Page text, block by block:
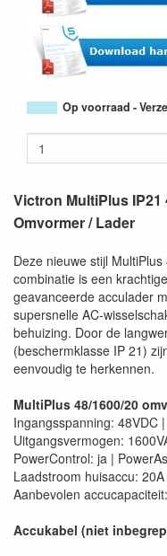
Op voorraad -
Victron MultiPlus IP21
Omvormer / Lader
Deze nieuwe stijl
combinatie is een
geavanceerde acculader
supersnelle AC-
behuizing. Door de
(beschermklasse IP 21)
eenvoudig te herkennen.
MultiPlus 48/1600/20
Ingangsspanning: 48VDC
Uitgangsvermogen:
PowerControl: ja |
Laadstroom huisaccu:
Aanbevolen
Accukabel (niet